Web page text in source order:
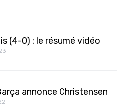
(4-0) : le résumé vidéo
annonce Christensen